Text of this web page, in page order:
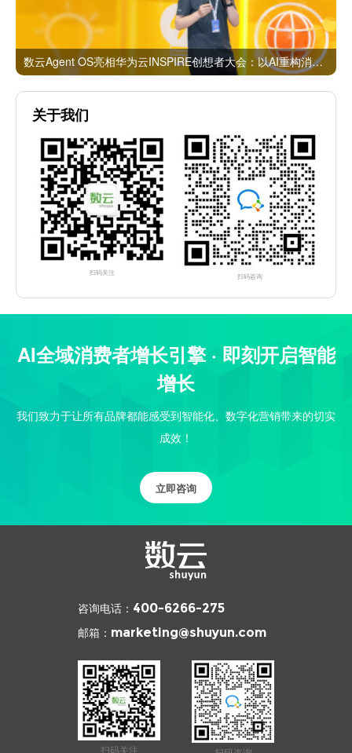
数云Agent OS亮相华为云INSPIRE创想者大会：以AI重构消费者运营与零售营销新范式
关于我们
扫码关注 扫码咨询
AI全域消费者增长引擎 · 即刻开启智能
增长
我们致力于让所有品牌都能感受到智能化、数字化营销带来的切实
成效！
立即咨询
咨询电话： 400-6266-275
邮箱： marketing@shuyun.com
扫码关注